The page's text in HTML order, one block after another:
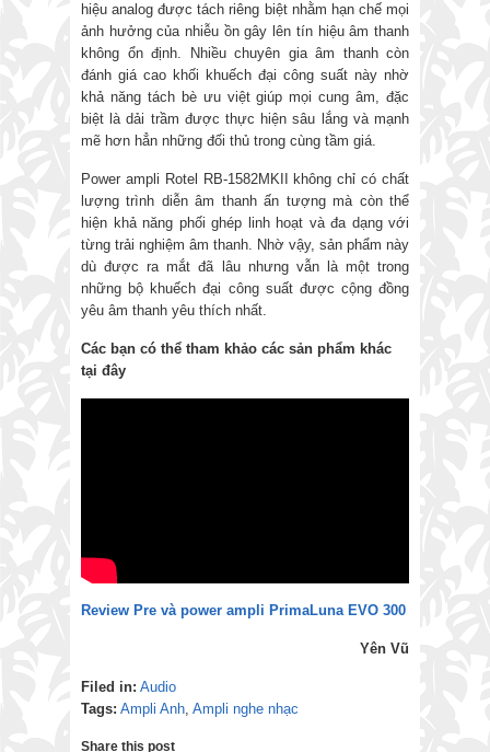
hiệu analog được tách riêng biệt nhằm hạn chế mọi
ảnh hưởng của nhiễu ồn gây lên tín hiệu âm thanh
không ổn định. Nhiều chuyên gia âm thanh còn
đánh giá cao khối khuếch đại công suất này nhờ
khả năng tách bè ưu việt giúp mọi cung âm, đặc
biệt là dải trầm được thực hiện sâu lắng và mạnh
mẽ hơn hẳn những đối thủ trong cùng tầm giá.
Power ampli Rotel RB-1582MKII không chỉ có chất
lượng trình diễn âm thanh ấn tượng mà còn thể
hiện khả năng phối ghép linh hoạt và đa dạng với
từng trải nghiệm âm thanh. Nhờ vậy, sản phẩm này
dù được ra mắt đã lâu nhưng vẫn là một trong
những bộ khuếch đại công suất được cộng đồng
yêu âm thanh yêu thích nhất.
Các bạn có thể tham khảo các sản phẩm khác
tại đây
Review Pre và power ampli PrimaLuna EVO 300
Yên Vũ
Filed in: Audio
Tags: Ampli Anh, Ampli nghe nhạc
Share this post